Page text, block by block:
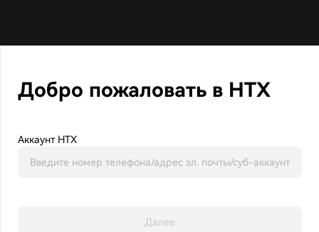
Добро пожаловать в HTX
Аккаунт HTX
Далее